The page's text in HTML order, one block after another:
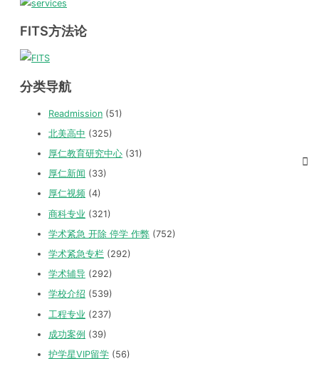
FITS方法论
分类导航
Readmission (51)
北美高中 (325)
厚仁教育研究中心 (31)
厚仁新闻 (33)
厚仁视频 (4)
商科专业 (321)
学术紧急 开除 停学 作弊 (752)
学术紧急专栏 (292)
学术辅导 (292)
学校介绍 (539)
工程专业 (237)
成功案例 (39)
护学星VIP留学 (56)